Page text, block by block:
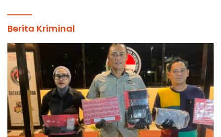
Berita Kriminal